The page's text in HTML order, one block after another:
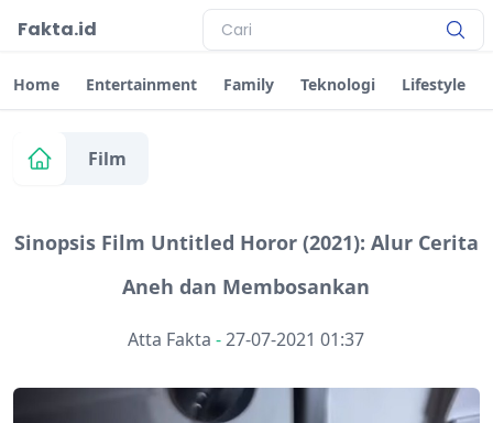
Fakta.id
Home Entertainment Family Teknologi Lifestyle
Film
Sinopsis Film Untitled Horor (2021): Alur Cerita
Aneh dan Membosankan
Atta Fakta -27-07-2021 01:37